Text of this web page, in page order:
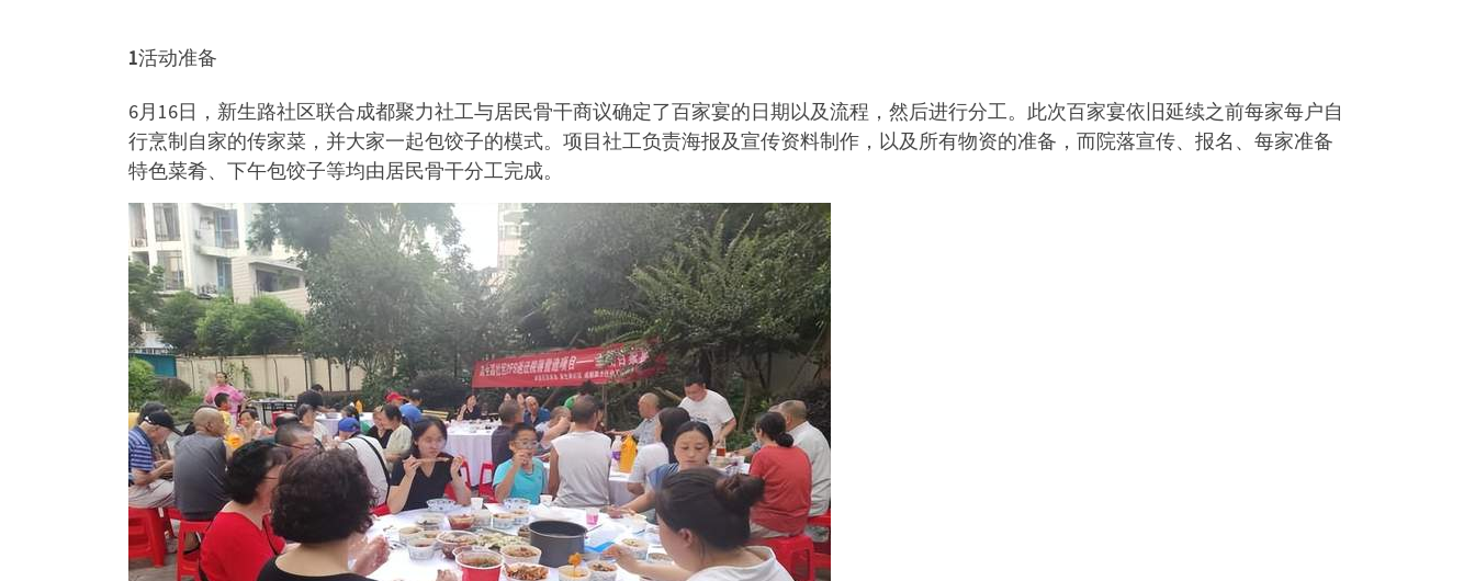
1活动准备
6月16日，新生路社区联合成都聚力社工与居民骨干商议确定了百家宴的日期以及流程，然后进行分工。此次百家宴依旧延续之前每家每户自
行烹制自家的传家菜，并大家一起包饺子的模式。项目社工负责海报及宣传资料制作，以及所有物资的准备，而院落宣传、报名、每家准备
特色菜肴、下午包饺子等均由居民骨干分工完成。